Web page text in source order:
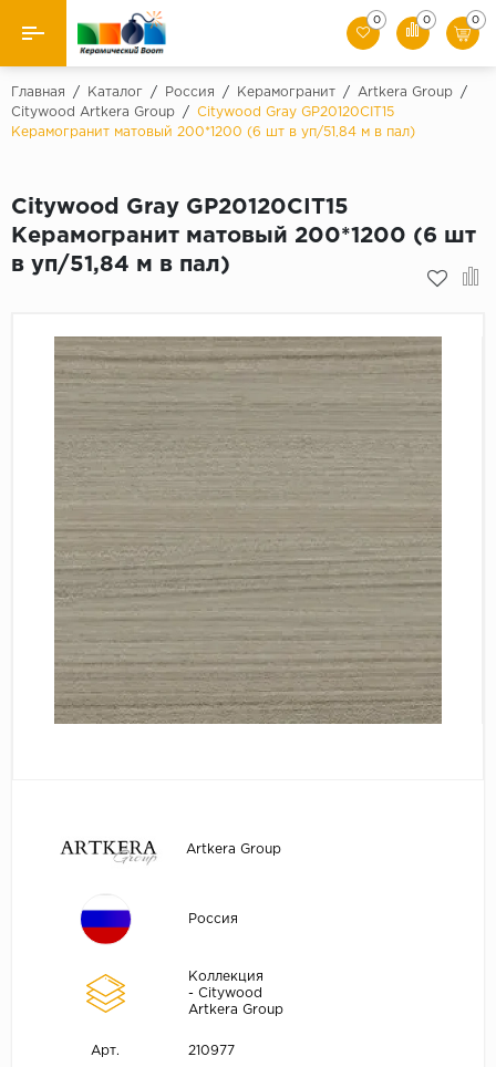
Назад
Производители
Керамогранит
Искусственный камень
Клинкер
0 0 0
Главная / Каталог / Россия / Керамогранит / Artkera Group
/
Citywood Artkera Group
/
Citywood Gray GP20120CIT15
Керамогранит матовый 200*1200 (6 шт в уп/51,84 м в пал)
Citywood Gray GP20120CIT15
Керамогранит матовый 200*1200 (6 шт
в уп/51,84 м в пал)
Artkera Group
Россия
Коллекция
- Citywood
Artkera Group
Арт. 210977